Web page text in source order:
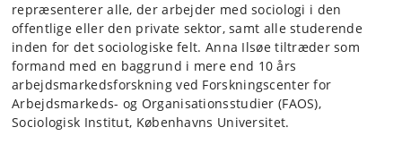
repræsenterer alle, der arbejder med sociologi i den
offentlige eller den private sektor, samt alle studerende
inden for det sociologiske felt. Anna Ilsøe tiltræder som
formand med en baggrund i mere end 10 års
arbejdsmarkedsforskning ved Forskningscenter for
Arbejdsmarkeds- og Organisationsstudier (FAOS),
Sociologisk Institut, Københavns Universitet.